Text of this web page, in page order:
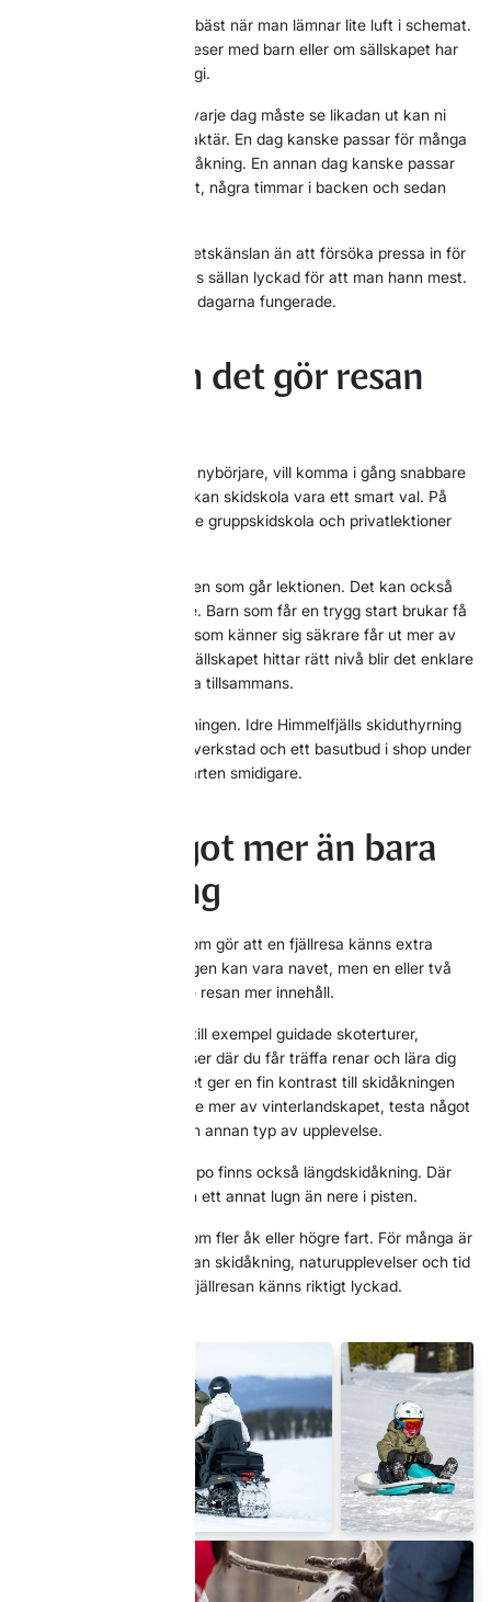
Många fjällresor blir som bäst när man lämnar lite luft i schemat.
Det gäller särskilt om ni reser med barn eller om sällskapet har
olika vana och olika energi.
I stället för att tänka att varje dag måste se likadan ut kan ni
låta dagarna få olika karaktär. En dag kanske passar för många
åk och fullt fokus på skidåkning. En annan dag kanske passar
bättre för en lugnare start, några timmar i backen och sedan
Det gör ofta mer för helhetskänslan än att försöka pressa in för
mycket. En fjällresa känns sällan lyckad för att man hann mest.
Den känns lyckad för att dagarna fungerade.
Ta hjälp om det gör resan
Om någon i sällskapet är nybörjare, vill komma i gång snabbare
eller utveckla sin åkning kan skidskola vara ett smart val. På
Idre Himmelfjäll finns både gruppskidskola och privatlektioner
Det är inte bara bra för den som går lektionen. Det kan också
göra hela vistelsen bättre. Barn som får en trygg start brukar få
roligare i backen. Vuxna som känner sig säkrare får ut mer av
åkningen. Och när fler i sällskapet hittar rätt nivå blir det enklare
att få dagarna att fungera tillsammans.
Samma sak gäller utrustningen. Idre Himmelfjälls skiduthyrning
samlar skidhyra, liftkort, verkstad och ett basutbud i shop under
samma tak, vilket gör starten smidigare.
Lägg in något mer än bara
utförsåkning
Det är ofta variationen som gör att en fjällresa känns extra
minnesvärd. Utförsåkningen kan vara navet, men en eller två
andra upplevelser kan ge resan mer innehåll.
På Idre Himmelfjäll finns till exempel guidade skoterturer,
hundspann och upplevelser där du får träffa renar och lära dig
mer om samisk kultur. Det ger en fin kontrast till skidåkningen
och passar den som vill se mer av vinterlandskapet, testa något
nytt eller bryta av med en annan typ av upplevelse.
För den som vill byta tempo finns också längdskidåkning. Där
väntar natur, tystnad och ett annat lugn än nere i pisten.
Allt behöver inte handla om fler åk eller högre fart. För många är
det just blandningen mellan skidåkning, naturupplevelser och tid
tillsammans som gör att fjällresan känns riktigt lyckad.